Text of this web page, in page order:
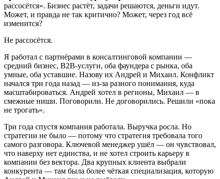
рассосётся». Бизнес растёт, задачи решаются, деньги идут.
Может, и правда не так критично? Может, через год всё
изменится?
Не рассосётся.
Я работал с партнёрами в консалтинговой компании —
средний бизнес, B2B-услуги, оба фаундера с рынка, оба
умные, оба уставшие. Назову их Андрей и Михаил. Конфликт
начался три года назад — из-за разного понимания, куда
масштабироваться. Андрей хотел в регионы, Михаил — в
смежные ниши. Поговорили. Не договорились. Решили «пока
не трогать».
Три года спустя компания работала. Выручка росла. Но
стратегии не было — потому что стратегия требовала того
самого разговора. Ключевой менеджер ушёл — он чувствовал,
что наверху нет единства, и не хотел строить карьеру в
компании без вектора. Два крупных клиента выбрали
конкурента — там была более чёткая специализация, которую